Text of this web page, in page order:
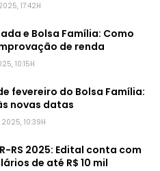
17:42H
e Bolsa Família: Como
de renda
10:15H
fevereiro do Bolsa Família:
novas datas
2025, 10:39H
RS 2025: Edital conta com
de até R$ 10 mil